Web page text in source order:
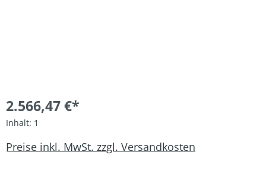
2.566,47 €*
Inhalt: 1
Preise inkl. MwSt. zzgl. Versandkosten